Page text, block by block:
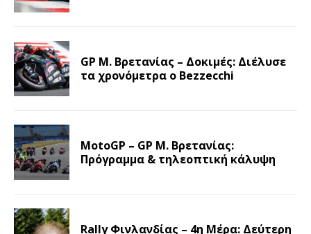
GP Μ. Βρετανίας – Δοκιμές: Διέλυσε
τα χρονόμετρα ο Bezzecchi
MotoGP – GP Μ. Βρετανίας:
Πρόγραμμα & τηλεοπτική κάλυψη
Rally Φινλανδίας – 4η Μέρα: Δεύτερη